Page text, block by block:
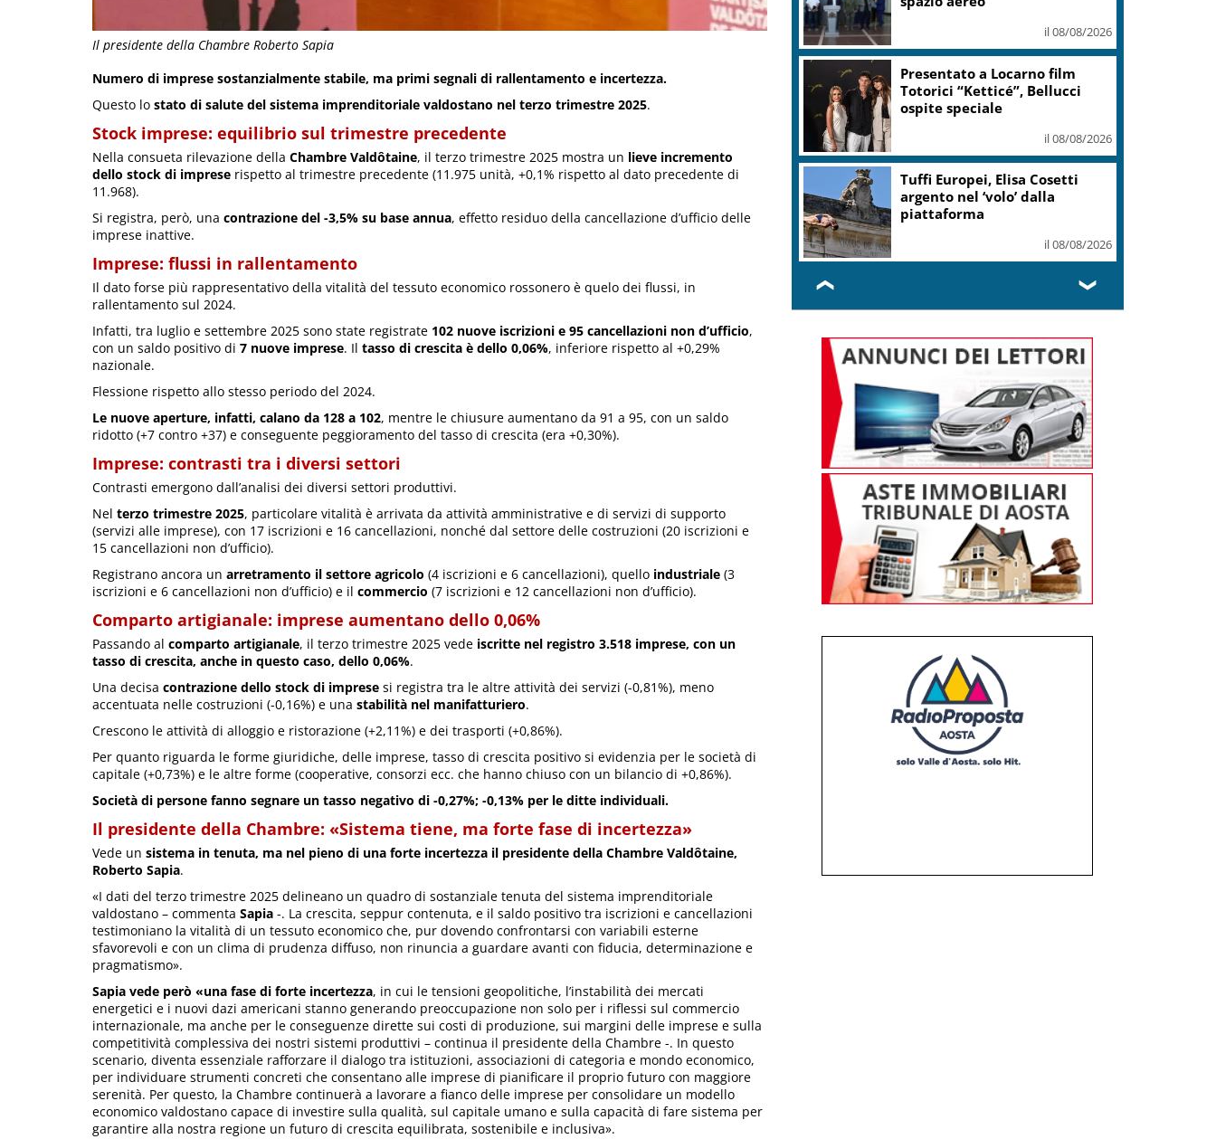
Il presidente della Chambre Roberto Sapia
Numero di imprese sostanzialmente stabile, ma primi segnali di rallentamento e incertezza.
Questo lo stato di salute del sistema imprenditoriale valdostano nel terzo trimestre 2025.
Stock imprese: equilibrio sul trimestre precedente
Nella consueta rilevazione della Chambre Valdôtaine, il terzo trimestre 2025 mostra un lieve incremento
dello stock di imprese rispetto al trimestre precedente (11.975 unità, +0,1% rispetto al dato precedente di
11.968).
Si registra, però, una contrazione del -3,5% su base annua, effetto residuo della cancellazione d’ufficio delle
imprese inattive.
Imprese: flussi in rallentamento
Il dato forse più rappresentativo della vitalità del tessuto economico rossonero è quelo dei flussi, in
rallentamento sul 2024.
Infatti, tra luglio e settembre 2025 sono state registrate 102 nuove iscrizioni e 95 cancellazioni non d’ufficio,
con un saldo positivo di 7 nuove imprese. Il tasso di crescita è dello 0,06%, inferiore rispetto al +0,29%
nazionale.
Flessione rispetto allo stesso periodo del 2024.
Le nuove aperture, infatti, calano da 128 a 102, mentre le chiusure aumentano da 91 a 95, con un saldo
ridotto (+7 contro +37) e conseguente peggioramento del tasso di crescita (era +0,30%).
Imprese: contrasti tra i diversi settori
Contrasti emergono dall’analisi dei diversi settori produttivi.
Nel terzo trimestre 2025, particolare vitalità è arrivata da attività amministrative e di servizi di supporto
(servizi alle imprese), con 17 iscrizioni e 16 cancellazioni, nonché dal settore delle costruzioni (20 iscrizioni e
15 cancellazioni non d’ufficio).
Registrano ancora un arretramento il settore agricolo (4 iscrizioni e 6 cancellazioni), quello industriale (3
iscrizioni e 6 cancellazioni non d’ufficio) e il commercio (7 iscrizioni e 12 cancellazioni non d’ufficio).
Comparto artigianale: imprese aumentano dello 0,06%
Passando al comparto artigianale, il terzo trimestre 2025 vede iscritte nel registro 3.518 imprese, con un
tasso di crescita, anche in questo caso, dello 0,06%.
Una decisa contrazione dello stock di imprese si registra tra le altre attività dei servizi (-0,81%), meno
accentuata nelle costruzioni (-0,16%) e una stabilità nel manifatturiero.
Crescono le attività di alloggio e ristorazione (+2,11%) e dei trasporti (+0,86%).
Per quanto riguarda le forme giuridiche, delle imprese, tasso di crescita positivo si evidenzia per le società di
capitale (+0,73%) e le altre forme (cooperative, consorzi ecc. che hanno chiuso con un bilancio di +0,86%).
Società di persone fanno segnare un tasso negativo di -0,27%; -0,13% per le ditte individuali.
Il presidente della Chambre: «Sistema tiene, ma forte fase di incertezza»
Vede un sistema in tenuta, ma nel pieno di una forte incertezza il presidente della Chambre Valdôtaine,
Roberto Sapia.
«I dati del terzo trimestre 2025 delineano un quadro di sostanziale tenuta del sistema imprenditoriale
valdostano – commenta Sapia -. La crescita, seppur contenuta, e il saldo positivo tra iscrizioni e cancellazioni
testimoniano la vitalità di un tessuto economico che, pur dovendo confrontarsi con variabili esterne
sfavorevoli e con un clima di prudenza diffuso, non rinuncia a guardare avanti con fiducia, determinazione e
pragmatismo».
Sapia vede però «una fase di forte incertezza, in cui le tensioni geopolitiche, l’instabilità dei mercati
energetici e i nuovi dazi americani stanno generando preoccupazione non solo per i riflessi sul commercio
internazionale, ma anche per le conseguenze dirette sui costi di produzione, sui margini delle imprese e sulla
competitività complessiva dei nostri sistemi produttivi – continua il presidente della Chambre -. In questo
scenario, diventa essenziale rafforzare il dialogo tra istituzioni, associazioni di categoria e mondo economico,
per individuare strumenti concreti che consentano alle imprese di pianificare il proprio futuro con maggiore
serenità. Per questo, la Chambre continuerà a lavorare a fianco delle imprese per consolidare un modello
economico valdostano capace di investire sulla qualità, sul capitale umano e sulla capacità di fare sistema per
garantire alla nostra regione un futuro di crescita equilibrata, sostenibile e inclusiva».
“NAF, Nose Art Festival” torna
il 29 e 30 agosto da
Scacciadiavoli
Oggi Giornata mondiale del
gatto: l’animale che ci ha
addomesticati
il 08/08/2026
❮ ❯